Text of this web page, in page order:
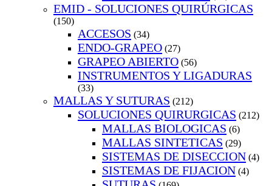
EMID - SOLUCIONES QUIRÚRGICAS
(150)
ACCESOS (34)
ENDO-GRAPEO (27)
GRAPEO ABIERTO (56)
INSTRUMENTOS Y LIGADURAS
(33)
MALLAS Y SUTURAS (212)
SOLUCIONES QUIRURGICAS (212)
MALLAS BIOLOGICAS (6)
MALLAS SINTETICAS (29)
SISTEMAS DE DISECCION (4)
SISTEMAS DE FIJACION (4)